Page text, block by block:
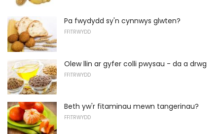
Pa fwydydd sy'n cynnwys glwten?
FFITRWYDD
Olew llin ar gyfer colli pwysau - da a drwg
FFITRWYDD
Beth yw'r fitaminau mewn tangerinau?
FFITRWYDD